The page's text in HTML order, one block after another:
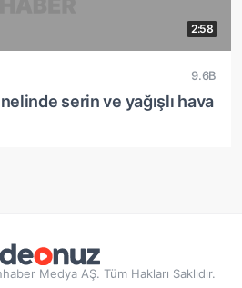
2:58
9.6B
serin ve yağışlı hava
Medya AŞ. Tüm Hakları Saklıdır.